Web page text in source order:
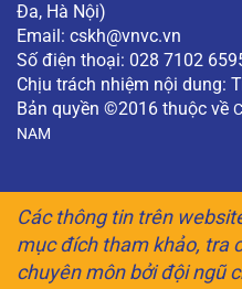
Đa, Hà Nội)
Email: cskh@vnvc.vn
Số điện thoại: 028 7102
Chịu trách nhiệm nội dung:
Bản quyền ©2016 thuộc về
NAM
Các thông tin trên
mục đích tham khảo, tra
chuyên môn bởi đội ngũ